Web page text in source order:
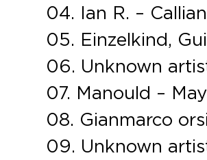
04. Ian R. –
05. Einzelkind,
06. Unknown
07. Manould –
08. Gianmarco
09. Unknown